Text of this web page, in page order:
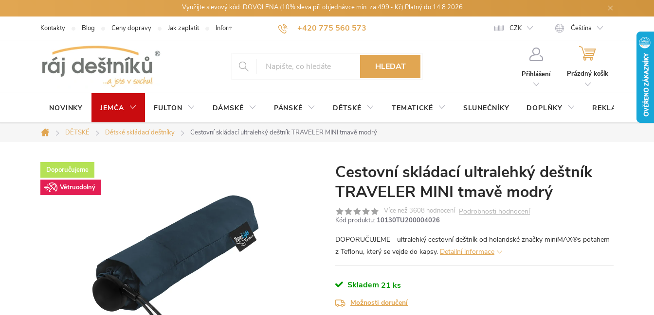
na
Využijte slevový kód: DOVOLENA (10% sleva při objednávce min. za 499,- Kč) Platný do 14.8.2026
+420 775 560 573
petra@rajdestniku.cz
Kontakty Blog Ceny dopravy Jak zaplatit Informace k nákupu Obchodní podmínky Podmínky ochrany osobních údajů Spolupráce B2B Reklamace zboží Odstoupení od
CZK Čeština
HLEDAT
Přihlášení
NÁKUPNÍ
Prázdný košík
NOVINKY JEMČA FULTON DÁMSKÉ PÁNSKÉ DĚTSKÉ TEMATICKÉ SLUNEČNÍKY DOPLŇKY REKLAMNÍ
Domů
DĚTSKÉ Dětské skládací deštníky Cestovní skládací ultralehký deštník TRAVELER MINI tmavě modrý
Doporučujeme
Větruodolný
Cestovní skládací ultralehký deštník
TRAVELER MINI tmavě modrý
Podrobnosti hodnocení
Kód produktu: 10130TU200004026
DOPORUČUJEME - ultralehký cestovní deštník od holandské značky miniMAX®s potahem
z Teflonu, který se vejde do kapsy. Detailní informace
Skladem 21 ks
Možnosti doručení